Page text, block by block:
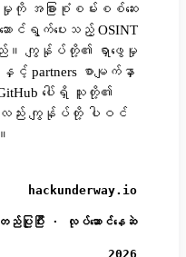
မှုကို အခြားစုံစမ်းစစ်ဆေး
ာင်ရွက်ပေးသည့် OSINT
။ ကျွန်ုပ်တို့၏ ရှာဖွေမှု
partners စာမျက်နှာ
ပေါ်ရှိ သူတို့၏
လည်း ကျွန်ုပ်တို့ ပါဝင်
hackunderway.io
ည်ပြုပြီး · လုပ်ဆောင်နေဆဲ
2026